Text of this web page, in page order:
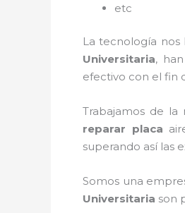
etc
La tecnología nos
Universitaria,
efectivo con el fin
Trabajamos de
reparar placa
superando así las
Somos una
Universitaria son